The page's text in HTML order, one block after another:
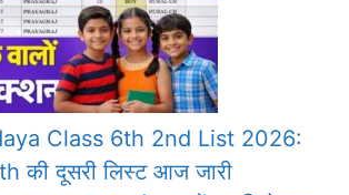
Class 6th 2nd List 2026:
की दूसरी लिस्ट आज जारी